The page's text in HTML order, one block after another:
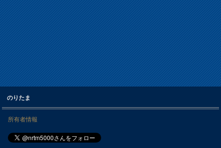
のりたま
所有者情報